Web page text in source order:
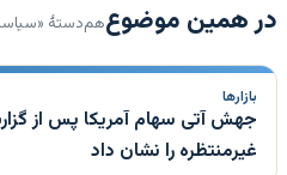
در همین موضوعهم‌دستهٔ
بازارها
جهش آتی سهام آمریکا پس از
غیرمنتظره را نشان داد